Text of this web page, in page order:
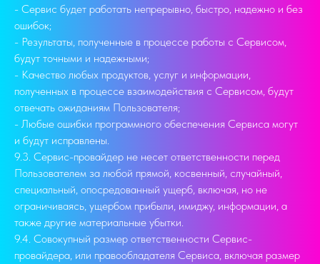
- Сервис будет работать непрерывно, быстро, надежно и без
ошибок;
- Результаты, полученные в процессе работы с Сервисом,
будут точными и надежными;
- Качество любых продуктов, услуг и информации,
полученных в процессе взаимодействия с Сервисом, будут
отвечать ожиданиям Пользователя;
- Любые ошибки программного обеспечения Сервиса могут
и будут исправлены.
9.3. Сервис-провайдер не несет ответственности перед
Пользователем за любой прямой, косвенный, случайный,
специальный, опосредованный ущерб, включая, но не
ограничиваясь, ущербом прибыли, имиджу, информации, а
также другие материальные убытки.
9.4. Совокупный размер ответственности Сервис-
провайдера, или правообладателя Сервиса, включая размер